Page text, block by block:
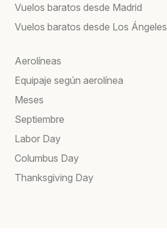
Vuelos baratos desde Madrid
Vuelos baratos desde Los Ángeles
Aerolíneas
Equipaje según aerolínea
Meses
Septiembre
Labor Day
Columbus Day
Thanksgiving Day